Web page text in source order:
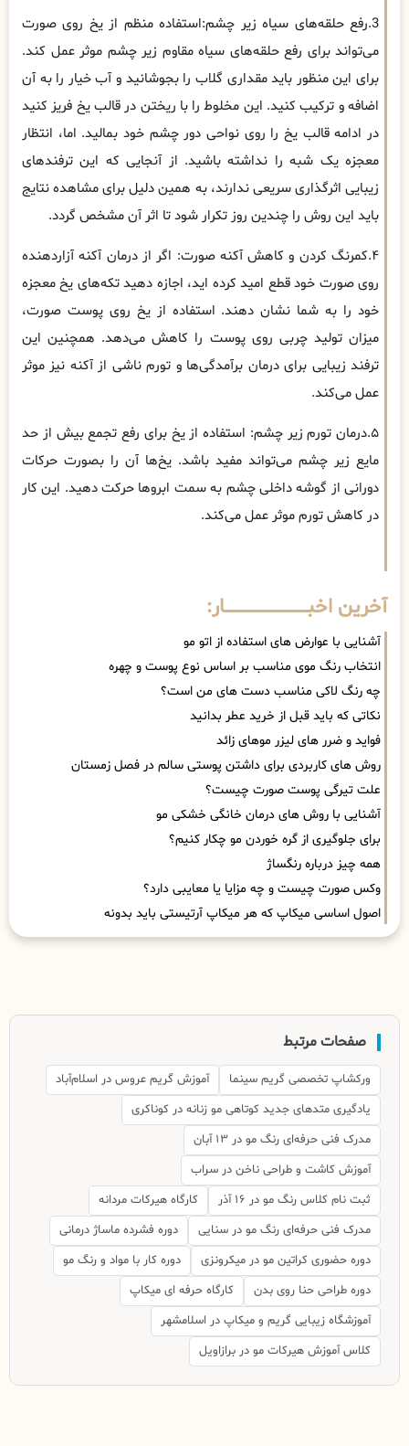
3.رفع حلقه‌های سیاه زیر چشم:استفاده منظم از یخ روی صورت
می‌تواند برای رفع حلقه‌های سیاه مقاوم زیر چشم موثر عمل کند.
برای این منظور باید مقداری گلاب را بجوشانید و آب خیار را به آن
اضافه و ترکیب کنید. این مخلوط را با ریختن در قالب یخ فریز کنید
در ادامه قالب یخ را روی نواحی دور چشم خود بمالید. اما، انتظار
معجزه یک شبه را نداشته باشید. از آنجایی که این ترفند‌های
زیبایی اثرگذاری سریعی ندارند، به همین دلیل برای مشاهده نتایج
باید این روش را چندین روز تکرار شود تا اثر آن مشخص گردد.
۴.کمرنگ کردن و کاهش آکنه صورت: اگر از درمان آکنه آزاردهنده
روی صورت خود قطع امید کرده اید، اجازه دهید تکه‌های یخ معجزه
خود را به شما نشان دهند. استفاده از یخ روی پوست صورت،
میزان تولید چربی روی پوست را کاهش می‌دهد. همچنین این
ترفند زیبایی برای درمان برآمدگی‌ها و تورم ناشی از آکنه نیز موثر
عمل می‌کند.
۵.درمان تورم زیر چشم: استفاده از یخ برای رفع تجمع بیش از حد
مایع زیر چشم می‌تواند مفید باشد. یخ‌ها آن را بصورت حرکات
دورانی از گوشه داخلی چشم به سمت ابرو‌ها حرکت دهید. این کار
در کاهش تورم موثر عمل می‌کند.
آخرین اخبــــــــــــــــــــــــــــــار:
آشنایی با عوارض های استفاده از اتو مو
انتخاب رنگ موی مناسب بر اساس نوع پوست و چهره
چه رنگ لاکی مناسب دست های من است؟
نکاتی که باید قبل از خرید عطر بدانید
فواید و ضرر های لیزر موهای زائد
روش های کاربردی برای داشتن پوستی سالم در فصل زمستان
علت تیرگی پوست صورت چیست؟
آشنایی با روش های درمان خانگی خشکی مو
برای جلوگیری از گره خوردن مو چکار کنیم؟
همه چیز درباره رنگساژ
وکس صورت چیست و چه مزایا یا معایبی دارد؟
اصول اساسی میکاپ که هر میکاپ آرتیستی باید بدونه
صفحات مرتبط
ورکشاپ تخصصی گریم سینما
آموزش گریم عروس در اسلام‌آباد
یادگیری متدهای جدید کوتاهی مو زنانه در کوناکری
مدرک فنی حرفه‌ای رنگ مو در ۱۳ آبان
آموزش کاشت و طراحی ناخن در سراب
ثبت نام کلاس رنگ مو در ۱۶ آذر
کارگاه هیرکات مردانه
مدرک فنی حرفه‌ای رنگ مو در سنایی
دوره فشرده ماساژ درمانی
دوره حضوری کراتین مو در میکرونزی
دوره کار با مواد و رنگ مو
دوره طراحی حنا روی بدن
کارگاه حرفه ای میکاپ
آموزشگاه زیبایی گریم و میکاپ در اسلامشهر
کلاس آموزش هیرکات مو در برازاویل